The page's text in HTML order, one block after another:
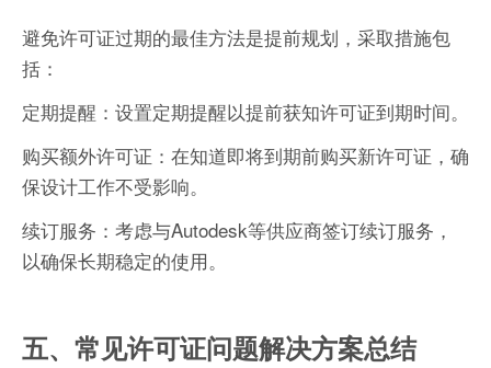
避免许可证过期的最佳方法是提前规划，采取措施包
括：
定期提醒：设置定期提醒以提前获知许可证到期时间。
购买额外许可证：在知道即将到期前购买新许可证，确
保设计工作不受影响。
续订服务：考虑与Autodesk等供应商签订续订服务，
以确保长期稳定的使用。
五、常见许可证问题解决方案总结